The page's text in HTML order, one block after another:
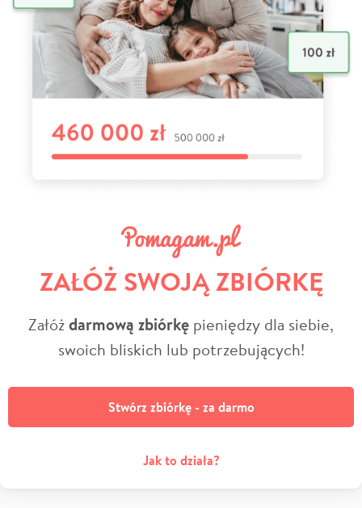
ZAŁÓŻ SWOJĄ ZBIÓRKĘ
Załóżdarmową zbiórkę pieniędzy dla siebie,
swoich bliskich lub potrzebujących!
Stwórz zbiórkę - za darmo
Jak to działa?